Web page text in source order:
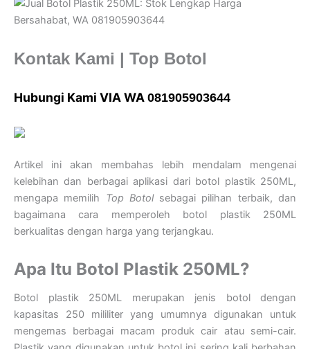
Kontak Kami | Top Botol
Hubungi Kami VIA WA 081905903644
Artikel ini akan membahas lebih mendalam mengenai
kelebihan dan berbagai aplikasi dari botol plastik 250ML,
mengapa memilih Top Botolsebagai pilihan terbaik, dan
bagaimana cara memperoleh botol plastik 250ML
berkualitas dengan harga yang terjangkau.
Apa Itu Botol Plastik 250ML?
Botol plastik 250ML merupakan jenis botol dengan
kapasitas 250 mililiter yang umumnya digunakan untuk
mengemas berbagai macam produk cair atau semi-cair.